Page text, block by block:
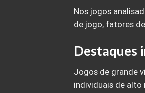
Nos jogos
de jogo, fatores
Destaques
Jogos de grande
individuais de alto